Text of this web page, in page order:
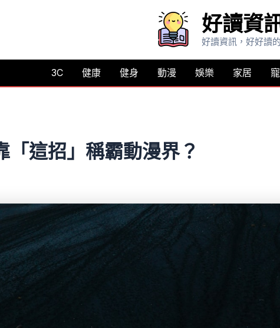
好讀資
好讀資訊，好好讀
3C 健康 健身 動漫 娛樂 家居
「這招」稱霸動漫界？